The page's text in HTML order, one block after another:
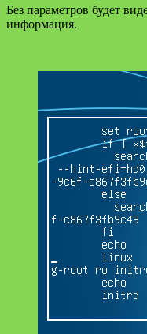
Без параметров будет
информация.